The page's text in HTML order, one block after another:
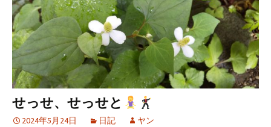
せっせ、せっせと
2024年5月24日 日記 ヤン